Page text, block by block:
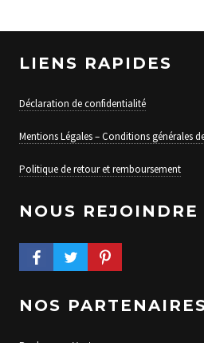
LIENS RAPIDES
Déclaration de confidentialité
Mentions Légales – Conditions générales
Politique de retour et remboursement
NOUS REJOINDRE
FACEBOOK PROFILE
TWITTER PROFILEPINTEREST PROFILE
NOS